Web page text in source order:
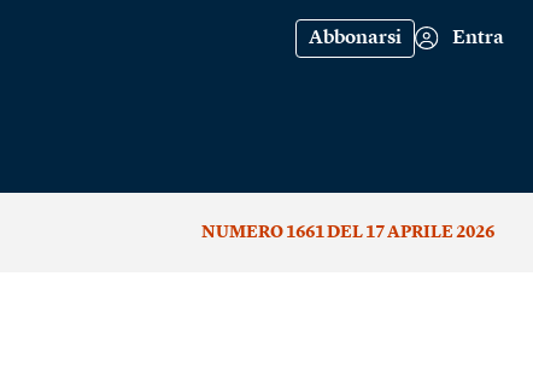
Abbonarsi Entra
NUMERO 1661 DEL 17 APRILE 2026